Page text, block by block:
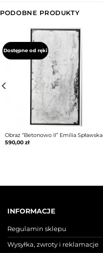
PODOBNE PRODUKTY
Dostępne od ręki
Obraz “Betonowo II” Emilia Spławska
590,00 zł
INFORMACJE
Regulamin sklepu
Wysyłka, zwroty i reklamacje